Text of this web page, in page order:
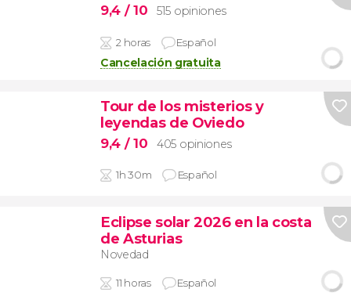
9,4 / 10 515 opiniones
2 horas Español
Cancelación gratuita
Tour de los misterios y
leyendas de Oviedo
9,4 / 10 405 opiniones
1h 30m Español
Eclipse solar 2026 en la costa
de Asturias
Novedad
11 horas Español